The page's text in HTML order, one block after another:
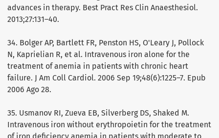
advances in therapy. Best Pract Res Clin Anaesthesiol.
2013;27:131–40.
34. Bolger AP, Bartlett FR, Penston HS, O'Leary J, Pollock
N, Kaprielian R, et al. Intravenous iron alone for the
treatment of anemia in patients with chronic heart
failure. J Am Coll Cardiol. 2006 Sep 19;48(6):1225–7. Epub
2006 Ago 28.
35. Usmanov RI, Zueva EB, Silverberg DS, Shaked M.
Intravenous iron without erythropoietin for the treatment